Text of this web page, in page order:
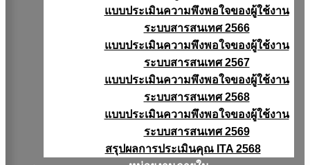
แบบประเมินความพึงพอใจของผู้ใช้งาน
ระบบสารสนเทศ 2566
แบบประเมินความพึงพอใจของผู้ใช้งาน
ระบบสารสนเทศ 2567
แบบประเมินความพึงพอใจของผู้ใช้งาน
ระบบสารสนเทศ 2568
แบบประเมินความพึงพอใจของผู้ใช้งาน
ระบบสารสนเทศ 2569
สรุปผลการประเมินคุณ ITA 2568